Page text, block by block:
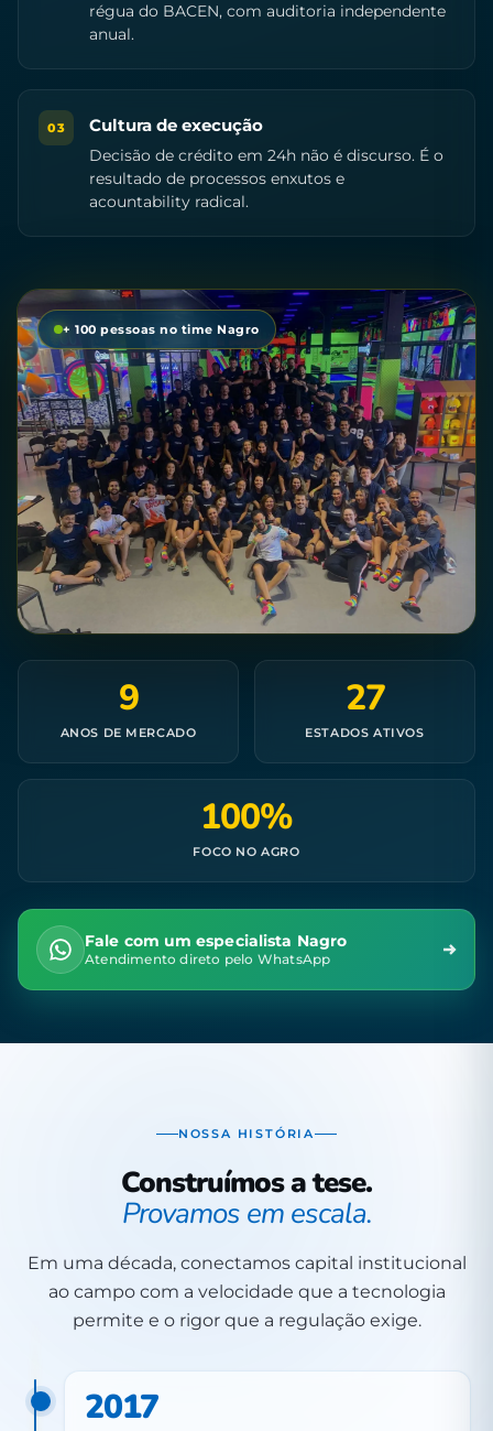
régua do BACEN, com auditoria independente
anual.
03 Cultura de execução
Decisão de crédito em 24h não é discurso. É o
resultado de processos enxutos e
acountability radical.
+ 100 pessoas no time Nagro
9
ANOS DE MERCADO
27
ESTADOS ATIVOS
100%
FOCO NO AGRO
Fale com um especialista Nagro
Atendimento direto pelo WhatsApp
NOSSA HISTÓRIA
Construímos a tese.
Provamos em escala.
Em uma década, conectamos capital institucional
ao campo com a velocidade que a tecnologia
permite e o rigor que a regulação exige.
2017